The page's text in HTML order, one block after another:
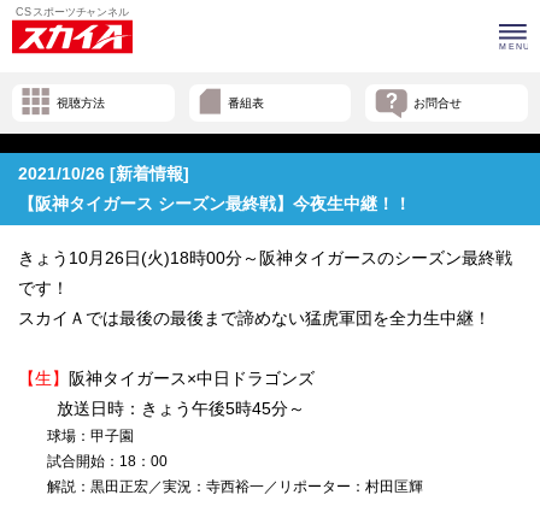
視聴方法 番組表 お問合せ
2021/10/26 [新着情報]
【阪神タイガース シーズン最終戦】今夜生中継！！
きょう10月26日(火)18時00分～阪神タイガースのシーズン最終戦
です！
スカイＡでは最後の最後まで諦めない猛虎軍団を全力生中継！
【生】
阪神タイガース×中日ドラゴンズ
放送日時：きょう午後5時45分～
球場：甲子園
試合開始：18：00
解説：黒田正宏／実況：寺西裕一／リポーター：村田匡輝